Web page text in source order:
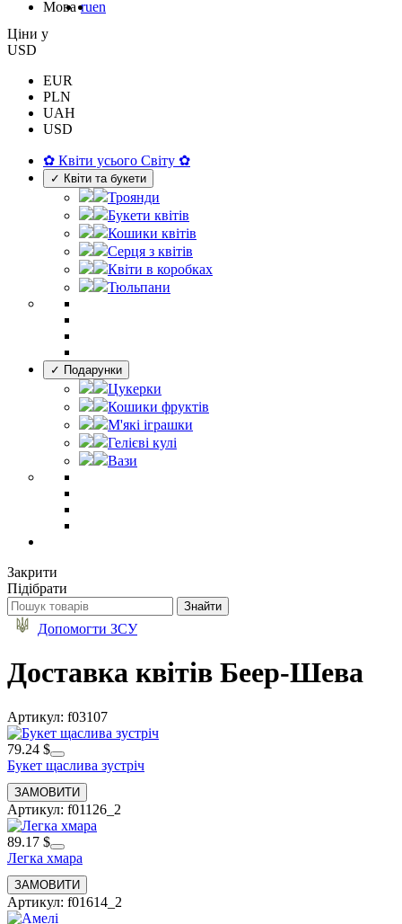
Мова ruen
Цiни у
USD
EUR
PLN
UAH
USD
✿ Квіти усього Світу ✿
✓ Квіти та букети
Троянди
Букети квітів
Кошики квітів
Серця з квітів
Квіти в коробках
Тюльпани
✓ Подарунки
Цукерки
Кошики фруктів
М'які іграшки
Гелієві кулі
Вази
Закрити
Підібрати
Допомогти ЗСУ
Доставка квітів Беер-Шева
Артикул: f03107
79.24 $
Букет щаслива зустріч
Артикул: f01126_2
89.17 $
Легка хмара
Артикул: f01614_2